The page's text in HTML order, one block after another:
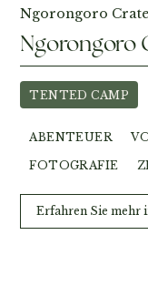
Ngorongoro
Ngorongoro
TENTED CAMP
ABENTEUER
FOTOGRAFIE
Erfahren Sie mehr